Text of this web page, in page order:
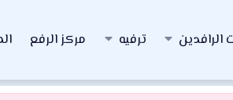
الرافدين ترفيه مركز الرفع